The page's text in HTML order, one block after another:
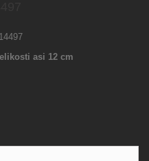
asi 12 cm